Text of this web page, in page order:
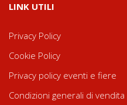
LINK UTILI
Privacy Policy
Cookie Policy
Privacy policy eventi e fiere
Condizioni generali di vendita